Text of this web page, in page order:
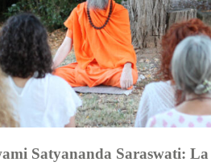
Satyananda Saraswati: La